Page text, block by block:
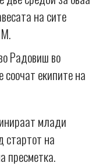
на сите
Радовиш во
екипите на
млади
стартот на
пресметка.